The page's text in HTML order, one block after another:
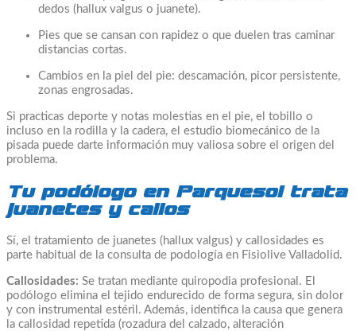
dedos (hallux valgus o juanete).
Pies que se cansan con rapidez o que duelen tras caminar
distancias cortas.
Cambios en la piel del pie: descamación, picor persistente,
zonas engrosadas.
Si practicas deporte y notas molestias en el pie, el tobillo o
incluso en la rodilla y la cadera, el estudio biomecánico de la
pisada puede darte información muy valiosa sobre el origen del
problema.
Tu podólogo en Parquesol trata
juanetes y callos
Sí, el tratamiento de juanetes (hallux valgus) y callosidades es
parte habitual de la consulta de podología en Fisiolive Valladolid.
Callosidades: Se tratan mediante quiropodia profesional. El
podólogo elimina el tejido endurecido de forma segura, sin dolor
y con instrumental estéril. Además, identifica la causa que genera
la callosidad repetida (rozadura del calzado, alteración